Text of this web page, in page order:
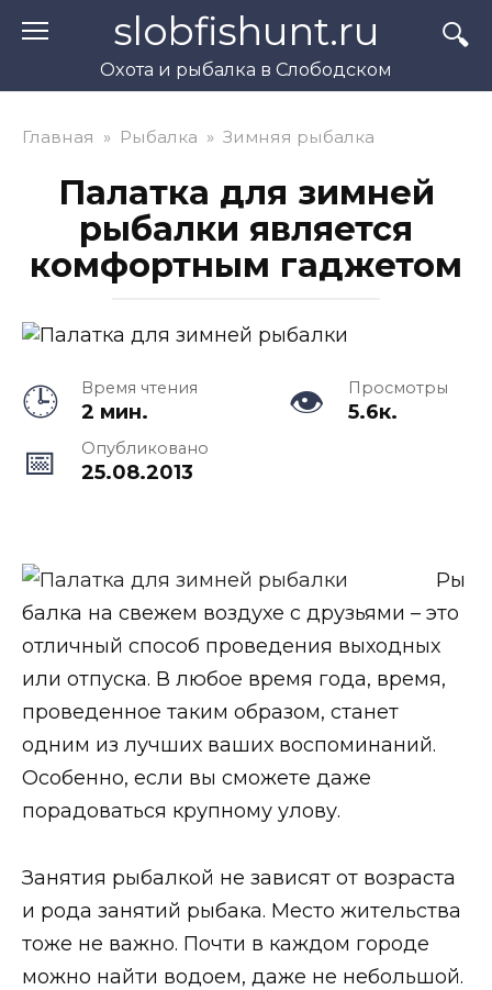
slobfishunt.ru
Охота и рыбалка в Слободском
Главная » Рыбалка » Зимняя рыбалка
Палатка для зимней
рыбалки является
комфортным гаджетом
Время чтения
2 мин.
Просмотры
5.6к.
Опубликовано
25.08.2013
Ры
балка на свежем воздухе с друзьями – это
отличный способ проведения выходных
или отпуска. В любое время года, время,
проведенное таким образом, станет
одним из лучших ваших воспоминаний.
Особенно, если вы сможете даже
порадоваться крупному улову.
Занятия рыбалкой не зависят от возраста
и рода занятий рыбака. Место жительства
тоже не важно. Почти в каждом городе
можно найти водоем, даже не небольшой.